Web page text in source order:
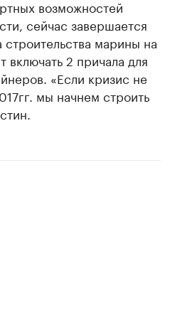
возможностей
сейчас завершается
строительства марины на
включать 2 причала для
«Если кризис не
мы начнем строить